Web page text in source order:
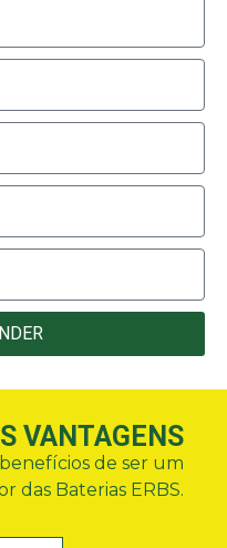
VANTAGENS
de ser um
das Baterias ERBS.